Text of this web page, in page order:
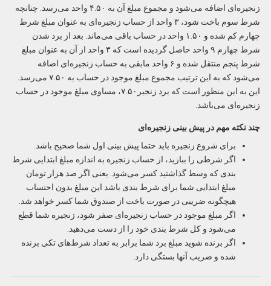
زنجیره‌‌‌ای اضافه می‌‌‌شود و مجموع مبلغ آن به ۴.۵۰ واحد می‌‌‌رسد. چنانچه
شرط سوم باخت شود، ۳ واحد از حساب زنجیره‌‌‌ای به عنوان مبلغ شرط
چهارم کم شده و ۱.۵۰ واحد در حساب باقی‌ می‌‌‌ماند. بعد از برد شدن
شرط چهارم ۹ واحد حاصل گردیده است که ۳ واحد از آن به عنوان مبلغ
شرط پنجم منتقل شده و ۶ واحد مابقی به حساب زنجیره‌‌‌ای اضافه
می‌‌‌شود که به این ترتیب مجموع مبلغ موجود در حساب به ۷.۵۰ می‌‌رسد.
این به این منظور است که برد زنجیر۷.۵۰، مساوی مبلغ موجود در حساب
زنجیره‌ای می‌باشد.
چند نکته مهم در پیش بینی زنجیره‌ای
برای شروع زنجیره باید حتما پیش بینی اول شما صحیح باشد.
اگر شرطی را ببازید، از حساب زنجیره به اندازه مبلغ ابتدایی شرط
بندی که وسط گذاشتید کسر می‌شود. یعنی اگر صد هزار تومان
مبلغ ابتدایی شما برای شرط بندی باشد این مبلغ بدون احتساب
هیچگونه ضریبی در صورت باخت از صندوق شما کسر خواهد شد.
اگر مبلغ موجود در حساب زنجیره‌ای صفر شود، زنجیره شما قطع
می‌شود و کل شرط بندی خود را از دست می‌دهید.
اگر برنده شوید مبلغ برد شما برابر به تعداد شرط‌های تکی برنده
شده و ضریب آنها بستگی دارد.